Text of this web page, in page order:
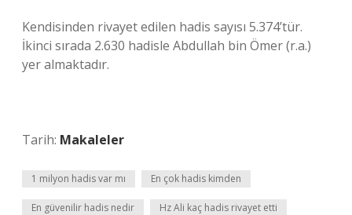
Kendisinden rivayet edilen hadis sayısı 5.374’tür.
İkinci sırada 2.630 hadisle Abdullah bin Ömer (r.a.)
yer almaktadır.
Tarih: Makaleler
1 milyon hadis var mı En çok hadis kimden
En güvenilir hadis nedir Hz Ali kaç hadis rivayet etti